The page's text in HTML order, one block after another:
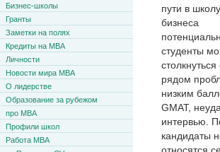
пути в школу
бизнеса
студенты
столкнуться
рядом
низким
GMAT,
интервью.
кандидаты
относятся
Бизнес-школы
Гранты
Заметки на полях
Кредиты на MBA
Личности
Новости мира MBA
О лидерстве
Образование за рубежом
про MBA
Профили школ
Работа MBA